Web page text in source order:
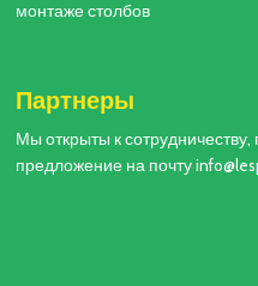
монтаже столбов
Партнеры
Мы открыты к
предложение на почту